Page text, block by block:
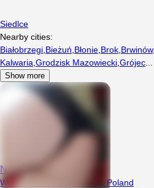
Siedlce
Nearby cities:
Białobrzegi Bieżuń Błonie Brok Brwinów,
Kalwaria Grodzisk Mazowiecki Grójec
Show more
Nianic
Woman, 38 years, Siedlce, Poland